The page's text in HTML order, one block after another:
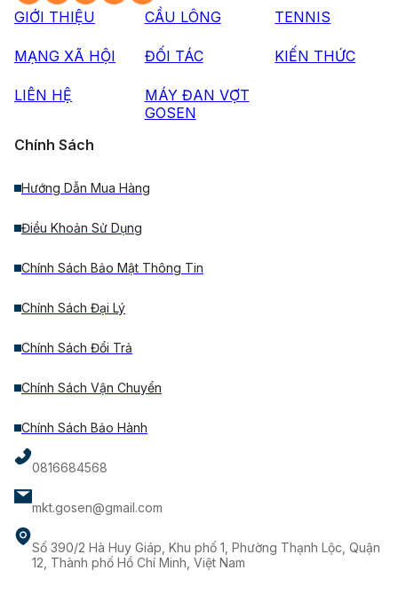
GIỚI THIỆU CẦU LÔNG TENNIS
MẠNG XÃ HỘI ĐỐI TÁC KIẾN THỨC
LIÊN HỆ
MÁY ĐAN VỢT
GOSEN
Chính Sách
Hướng Dẫn Mua Hàng
Điều Khoản Sử Dụng
Chính Sách Bảo Mật Thông Tin
Chính Sách Đại Lý
Chính Sách Đổi Trả
Chính Sách Vận Chuyển
Chính Sách Bảo Hành
0816684568
mkt.gosen@gmail.com
Số 390/2 Hà Huy Giáp, Khu phố 1, Phường Thạnh Lộc, Quận
12, Thành phố Hồ Chí Minh, Việt Nam